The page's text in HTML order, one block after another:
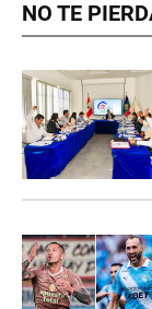
NO TE